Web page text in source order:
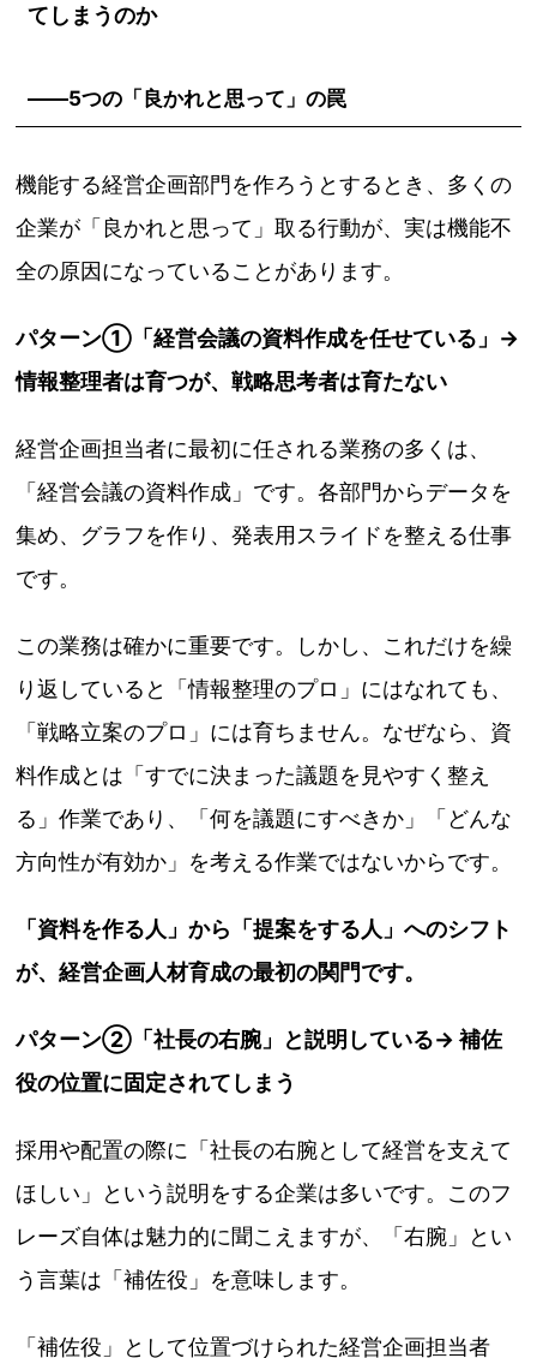
てしまうのか
――5つの「良かれと思って」の罠
機能する経営企画部門を作ろうとするとき、多くの
企業が「良かれと思って」取る行動が、実は機能不
全の原因になっていることがあります。
パターン①「経営会議の資料作成を任せている」→
情報整理者は育つが、戦略思考者は育たない
経営企画担当者に最初に任される業務の多くは、
「経営会議の資料作成」です。各部門からデータを
集め、グラフを作り、発表用スライドを整える仕事
です。
この業務は確かに重要です。しかし、これだけを繰
り返していると「情報整理のプロ」にはなれても、
「戦略立案のプロ」には育ちません。なぜなら、資
料作成とは「すでに決まった議題を見やすく整え
る」作業であり、「何を議題にすべきか」「どんな
方向性が有効か」を考える作業ではないからです。
「資料を作る人」から「提案をする人」へのシフト
が、経営企画人材育成の最初の関門です。
パターン②「社長の右腕」と説明している→ 補佐
役の位置に固定されてしまう
採用や配置の際に「社長の右腕として経営を支えて
ほしい」という説明をする企業は多いです。このフ
レーズ自体は魅力的に聞こえますが、「右腕」とい
う言葉は「補佐役」を意味します。
「補佐役」として位置づけられた経営企画担当者